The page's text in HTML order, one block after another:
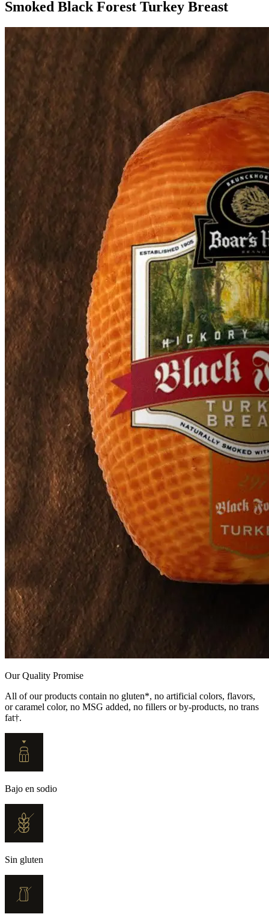
Smoked Black Forest Turkey Breast
Our Quality Promise
All of our products contain no gluten*, no artificial colors, flavors,
or caramel color, no MSG added, no fillers or by-products, no trans
fat†.
Bajo en sodio
Sin gluten